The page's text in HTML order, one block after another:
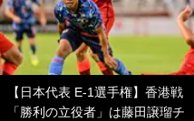
【日本代表 E-1選手権】香港戦
「勝利の立役者」は藤田譲瑠チ